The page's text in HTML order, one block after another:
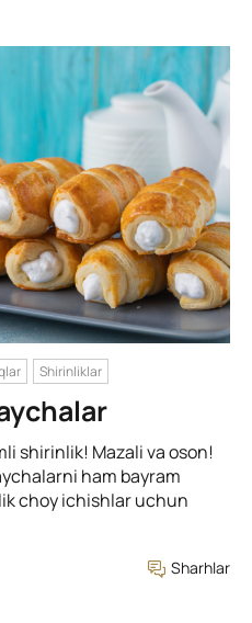
Shirinliklar
shirinlik! Mazali va oson!
ham bayram
choy ichishlar uchun
Sharhlar